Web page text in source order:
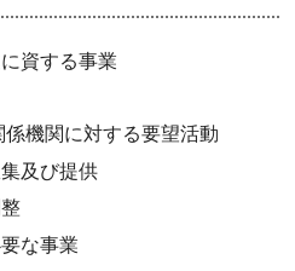
資する事業
機関に対する要望活動
及び提供
な事業